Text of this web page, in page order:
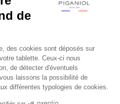
de
des cookies sont déposés sur
tablette. Ceux-ci nous
de détecter d'éventuels
laissons la possibilité de
différentes typologies de cookies.